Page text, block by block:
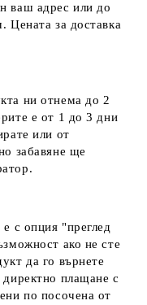
ваш адрес или до
Цената за доставка
ни отнема до 2
е от 1 до 3 дни
или от
забавяне ще
с опция "преглед
ако не сте
да го върнете
плащане с
по посочена от